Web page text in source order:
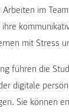
im
mit Stress
führen die
digitale
Sie können